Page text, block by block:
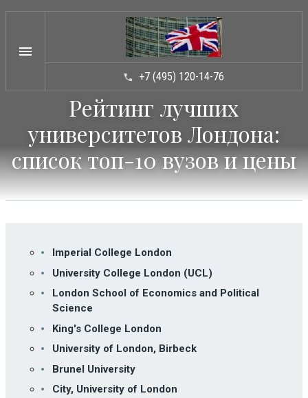
menu
ТИПЫ ШКОЛ arrow_drop_down
КАТАЛОГ ШКОЛarrow_drop_down
УСЛУГИarrow_drop_down
НОВОСТИ
КОНТАКТЫ
phone +7 (495) 120-14-76
Рейтинг лучших
университетов Лондона:
список топ-10 вузов и цены
Imperial College London
University College London (UCL)
London School of Economics and Political
Science
King's College London
University of London, Birbeck
Brunel University
City, University of London